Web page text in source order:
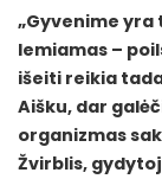
„Gyvenime
lemiamas –
išeiti reikia
Aišku, dar
organizmas
Žvirblis,